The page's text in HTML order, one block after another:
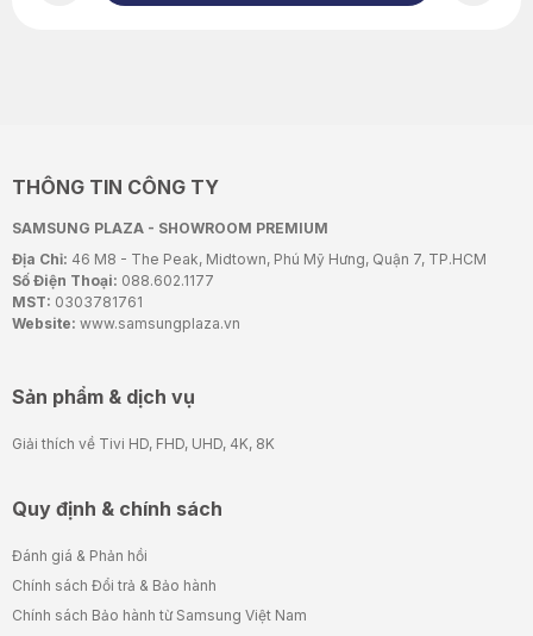
THÔNG TIN CÔNG TY
SAMSUNG PLAZA - SHOWROOM PREMIUM
Địa Chỉ: 46 M8 - The Peak, Midtown, Phú Mỹ Hưng, Quận 7, TP.HCM
Số Điện Thoại: 088.602.1177
MST: 0303781761
Website: www.samsungplaza.vn
Sản phẩm & dịch vụ
Giải thích về Tivi HD, FHD, UHD, 4K, 8K
Quy định & chính sách
Đánh giá & Phản hồi
Chính sách Đổi trả & Bảo hành
Chính sách Bảo hành từ Samsung Việt Nam